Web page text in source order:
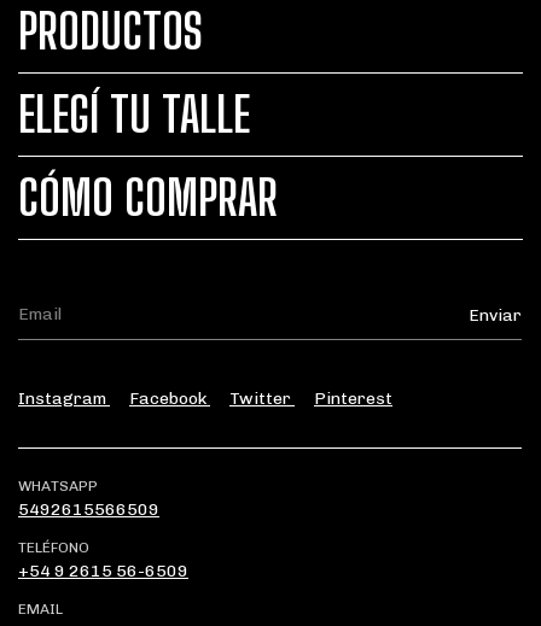
PRODUCTOS
ELEGÍ TU TALLE
CÓMO COMPRAR
Instagram Facebook Twitter Pinterest
WHATSAPP
5492615566509
TELÉFONO
+54 9 2615 56-6509
EMAIL